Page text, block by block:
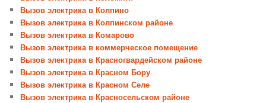
Вызов электрика в Колпино
Вызов электрика в Колпинском районе
Вызов электрика в Комарово
Вызов электрика в коммерческое помещение
Вызов электрика в Красногвардейском районе
Вызов электрика в Красном Бору
Вызов электрика в Красном Селе
Вызов электрика в Красносельском районе